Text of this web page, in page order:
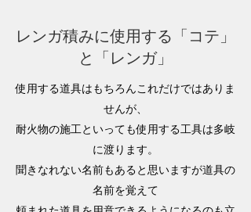
レンガ積みに使用する「コテ」
と「レンガ」
使用する道具はもちろんこれだけではありま
せんが、
耐火物の施工といっても使用する工具は多岐
に渡ります。
聞きなれない名前もあると思いますが道具の
名前を覚えて